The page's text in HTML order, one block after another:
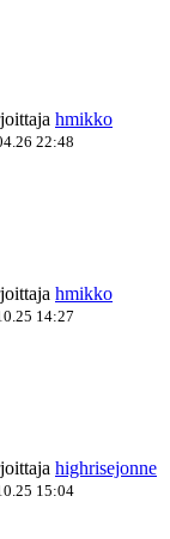
hmikko
22:48
hmikko
14:27
highrisejonne
15:04